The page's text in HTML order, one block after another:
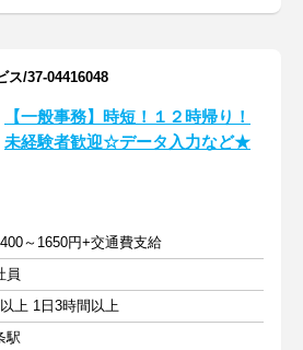
ス/37-04416048
【一般事務】時短！１２時帰り！
未経験者歓迎☆データ入力など★
～1650円+交通費支給
員
上 1日3時間以上
駅